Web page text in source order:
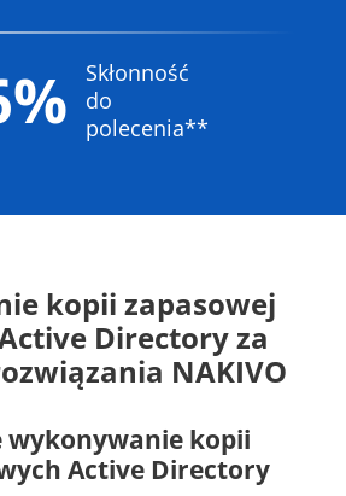
Skłonność
do
polecenia**
kopii zapasowej
Directory za
NAKIVO
wykonywanie kopii
Active Directory